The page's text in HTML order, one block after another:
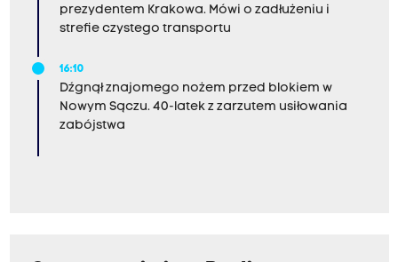
prezydentem Krakowa. Mówi o zadłużeniu i
strefie czystego transportu
16:10
Dźgnął znajomego nożem przed blokiem w
Nowym Sączu. 40-latek z zarzutem usiłowania
zabójstwa